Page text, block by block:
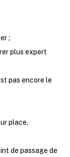
;
plus expert
pas encore le
place.
de passage de